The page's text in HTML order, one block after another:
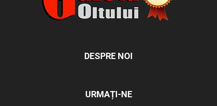
DESPRE NOI
URMAȚI-NE